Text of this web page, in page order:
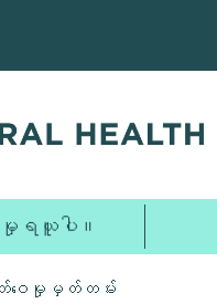
က်မှုရယူပါ။
ဝေမှုမှတ်တမ်း